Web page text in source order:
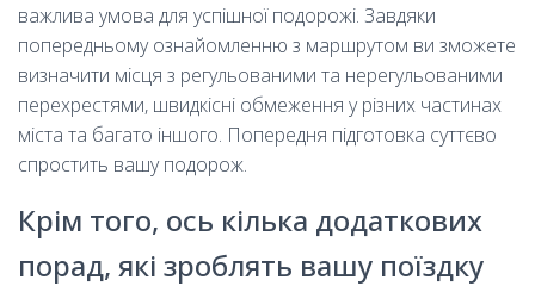
важлива умова для успішної подорожі. Завдяки
попередньому ознайомленню з маршрутом ви зможете
визначити місця з регульованими та нерегульованими
перехрестями, швидкісні обмеження у різних частинах
міста та багато іншого. Попередня підготовка суттєво
спростить вашу подорож.
Крім того, ось кілька додаткових
порад, які зроблять вашу поїздку